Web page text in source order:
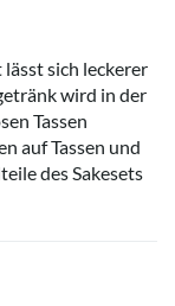
sich leckerer
wird in der
Tassen
auf Tassen und
des Sakesets